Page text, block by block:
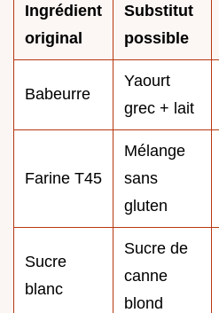
Ingrédient
original
Substitut
possible
Babeurre
Yaourt
grec + lait
Farine T45
Mélange
sans
gluten
Sucre
blanc
Sucre de
canne
blond